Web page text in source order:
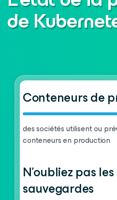
de
Conteneurs de
des sociétés utilisent ou
conteneurs en production
N’oubliez pas les
sauvegardes